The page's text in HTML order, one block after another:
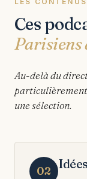
Ces
Parisiens
Au-delà du
une sélection.
02